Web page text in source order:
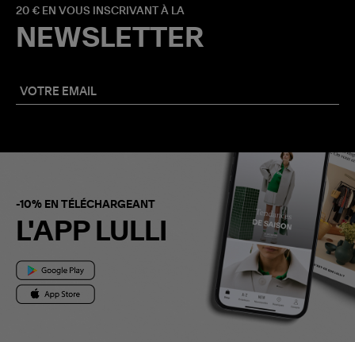
20 € EN VOUS INSCRIVANT À LA
NEWSLETTER
-10% EN TÉLÉCHARGEANT
L'APP LULLI